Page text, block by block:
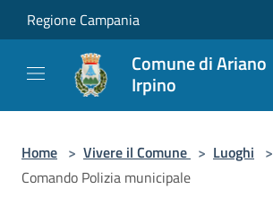
Salta al contenuto principale
Regione Campania
Comune di Ariano
Irpino
Home > Vivere il Comune > Luoghi >
Comando Polizia municipale